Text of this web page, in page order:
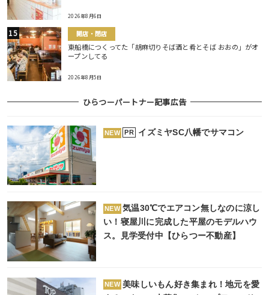
2026年8月6日
開店・閉店
東船橋につくってた「胡麻切りそば酒と肴とそば おおの」がオ
ープンしてる
2026年8月5日
ひらつーパートナー記事広告
NEW PR イズミヤSC八幡でサマコン
NEW 気温30℃でエアコン無しなのに涼し
い！寝屋川に完成した平屋のモデルハウ
ス。見学受付中【ひらつー不動産】
NEW 美味しいもん好き集まれ！地元を愛